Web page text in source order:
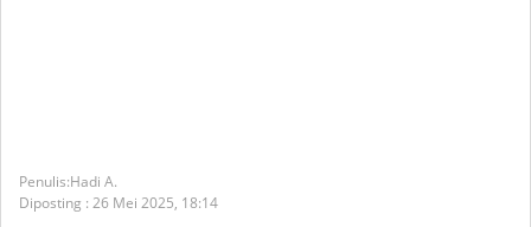
Hadi A.
Diposting : 26 Mei 2025, 18:14